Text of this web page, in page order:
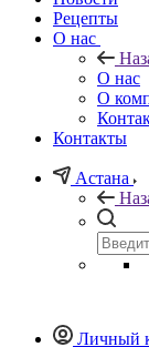
Рецепты
О нас
О нас
О
Контакты
Астана
Личный